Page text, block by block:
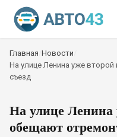
Главная Новости
На улице Ленина уже
съезд
На улице Ленина
обещают